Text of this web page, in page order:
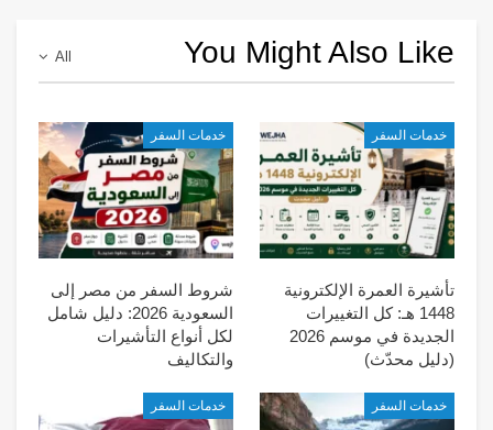
All You Might Also Like
خدمات السفر
تأشيرة العمرة الإلكترونية
1448 هـ: كل التغييرات
الجديدة في موسم 2026
(دليل محدّث)
خدمات السفر
شروط السفر من مصر إلى
السعودية 2026: دليل شامل
لكل أنواع التأشيرات
والتكاليف
خدمات السفر خدمات السفر